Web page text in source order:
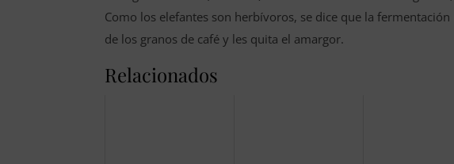
Como los elefantes son herbívoros, se dice que la
de los granos de café y les quita el amargor.
Relacionados